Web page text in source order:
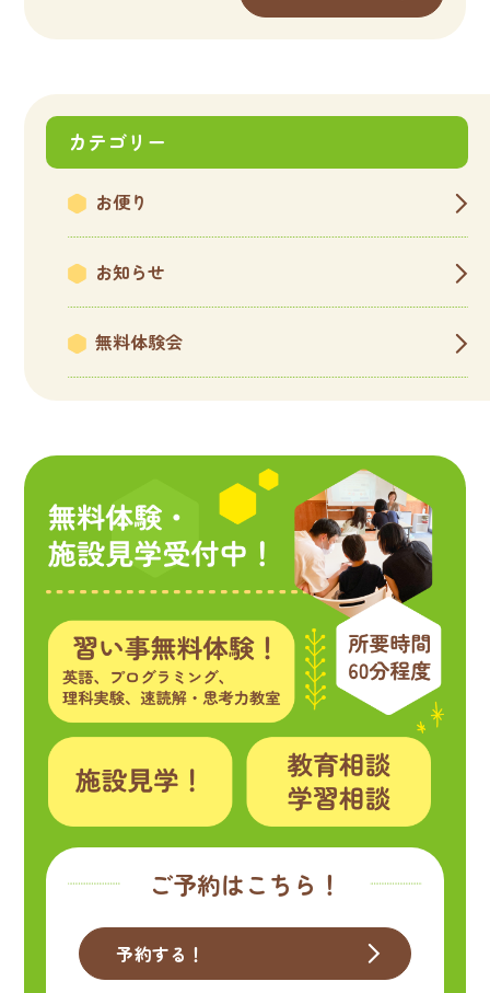
カテゴリー
お便り
お知らせ
無料体験会
ご予約はこちら！
予約する！